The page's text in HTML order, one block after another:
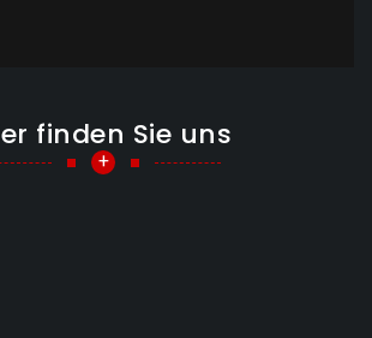
finden Sie uns
+